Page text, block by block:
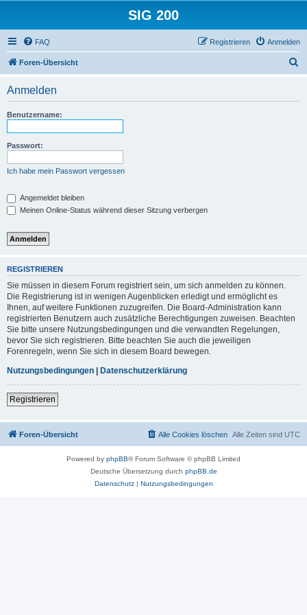
SIG 200
FAQ Anmelden
Registrieren
Foren-Übersicht
Anmelden
Benutzername:
Passwort:
Ich habe mein Passwort vergessen
Angemeldet bleiben
Meinen Online-Status während dieser Sitzung verbergen
REGISTRIEREN
Sie müssen in diesem Forum registriert sein, um sich anmelden zu können.
Die Registrierung ist in wenigen Augenblicken erledigt und ermöglicht es
Ihnen, auf weitere Funktionen zuzugreifen. Die Board-Administration kann
registrierten Benutzern auch zusätzliche Berechtigungen zuweisen. Beachten
Sie bitte unsere Nutzungsbedingungen und die verwandten Regelungen,
bevor Sie sich registrieren. Bitte beachten Sie auch die jeweiligen
Forenregeln, wenn Sie sich in diesem Board bewegen.
Nutzungsbedingungen | Datenschutzerklärung
Registrieren
Foren-Übersicht Alle Zeiten sind UTC
Alle Cookies löschen
Powered by phpBB® Forum Software © phpBB Limited
Deutsche Übersetzung durch phpBB.de
Datenschutz| Nutzungsbedingungen